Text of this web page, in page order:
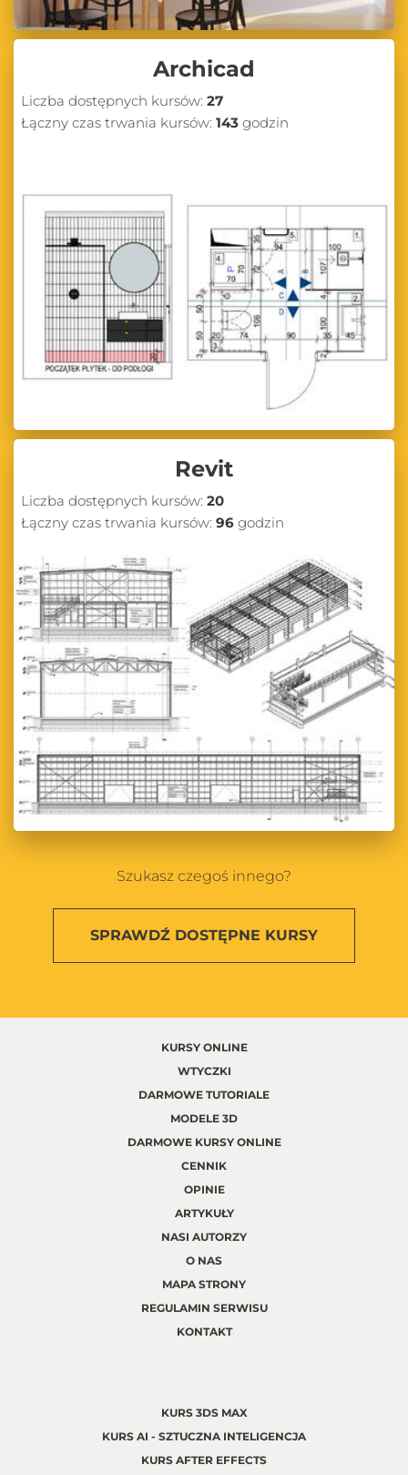
Archicad
Liczba dostępnych kursów: 27
Łączny czas trwania kursów: 143 godzin
Revit
Liczba dostępnych kursów: 20
Łączny czas trwania kursów: 96 godzin
Szukasz czegoś innego?
SPRAWDŹ DOSTĘPNE KURSY
KURSY ONLINE
WTYCZKI
DARMOWE TUTORIALE
MODELE 3D
DARMOWE KURSY ONLINE
CENNIK
OPINIE
ARTYKUŁY
NASI AUTORZY
O NAS
MAPA STRONY
REGULAMIN SERWISU
KONTAKT
KURS 3DS MAX
KURS AI - SZTUCZNA INTELIGENCJA
KURS AFTER EFFECTS